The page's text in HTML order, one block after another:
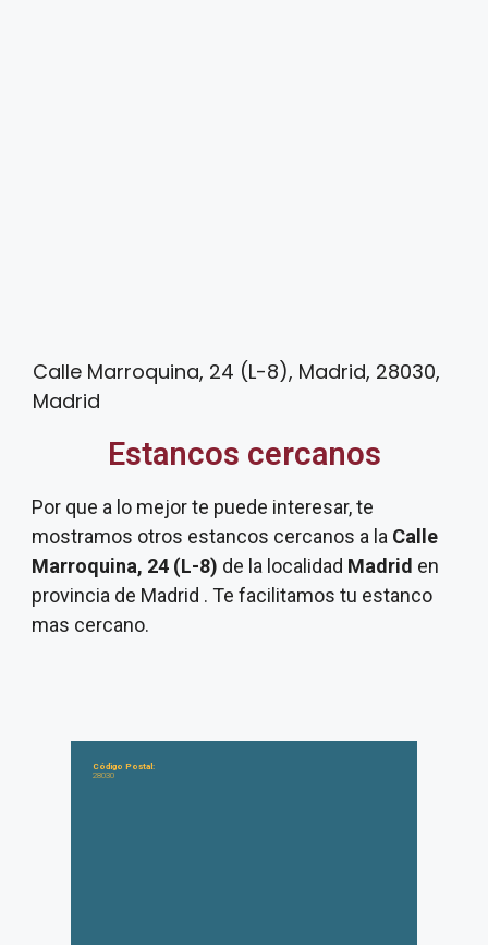
Calle Marroquina, 24 (L-8), Madrid, 28030,
Madrid
Estancos cercanos
Por que a lo mejor te puede interesar, te
mostramos otros estancos cercanos a la Calle
Marroquina, 24 (L-8) de la localidad Madrid en
provincia de Madrid . Te facilitamos tu estanco
mas cercano.
Código Postal:
28030